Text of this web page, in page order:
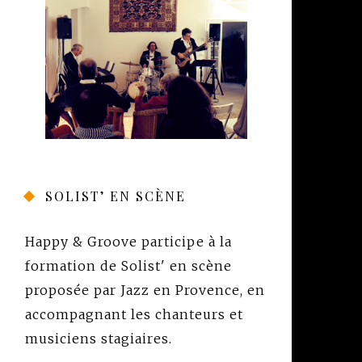
SOLIST’ EN SCÈNE
Happy & Groove participe à la
formation de Solist' en scène
proposée par Jazz en Provence, en
accompagnant les chanteurs et
musiciens stagiaires.